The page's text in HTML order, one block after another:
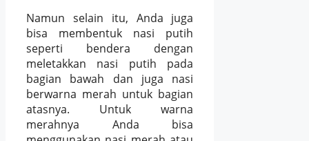
Namun selain itu, Anda juga
bisa membentuk nasi putih
seperti bendera dengan
meletakkan nasi putih pada
bagian bawah dan juga nasi
berwarna merah untuk bagian
atasnya. Untuk warna
merahnya Anda bisa